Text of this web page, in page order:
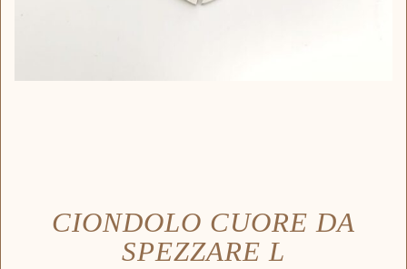
CIONDOLO CUORE DA
SPEZZARE L